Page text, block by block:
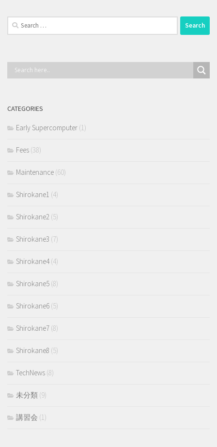
Search
for:
CATEGORIES
Early Supercomputer (1)
Fees (38)
Maintenance (60)
Shirokane1 (4)
Shirokane2 (5)
Shirokane3 (7)
Shirokane4(4)
Shirokane5 (8)
Shirokane6 (5)
Shirokane7 (8)
Shirokane8 (5)
TechNews (8)
未分類 (9)
講習会 (1)